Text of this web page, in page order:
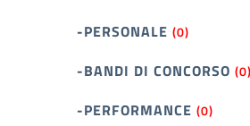
-PERSONALE (0)
-BANDI DI CONCORSO (0)
-PERFORMANCE (0)